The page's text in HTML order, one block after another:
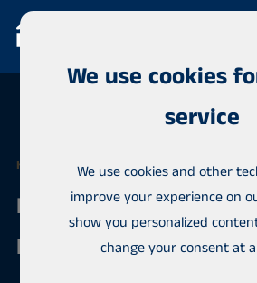
HABITA KOUVOLA
Real Estate Agent /
Kiinteistönvälittäjä,
We use cookies
service
We use cookies and other
improve your experience on
show you personalized
change your consent at